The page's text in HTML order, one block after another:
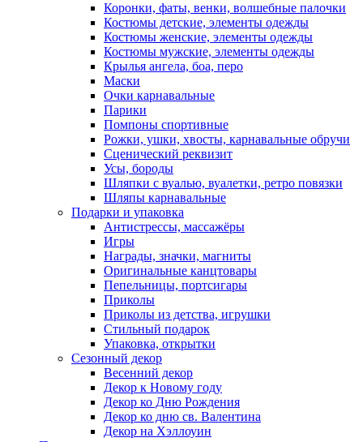
Коронки, фаты, венки, волшебные палочки
Костюмы детские, элементы одежды
Костюмы женские, элементы одежды
Костюмы мужские, элементы одежды
Крылья ангела, боа, перо
Маски
Очки карнавальные
Парики
Помпоны спортивные
Рожки, ушки, хвосты, карнавальные обручи
Сценический реквизит
Усы, бороды
Шляпки с вуалью, вуалетки, ретро повязки
Шляпы карнавальные
Подарки и упаковка
Антистрессы, массажёры
Игры
Награды, значки, магниты
Оригинальные канцтовары
Пепельницы, портсигары
Приколы
Приколы из детства, игрушки
Стильный подарок
Упаковка, открытки
Сезонный декор
Весенний декор
Декор к Новому году
Декор ко Дню Рождения
Декор ко дню св. Валентина
Декор на Хэллоуин